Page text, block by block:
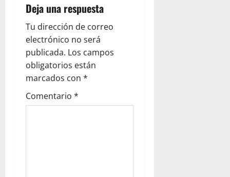
c
i
ó
n
d
Deja una respuesta
Tu dirección de correo
electrónico no será
publicada. Los campos
obligatorios están
marcados con *
Comentario *